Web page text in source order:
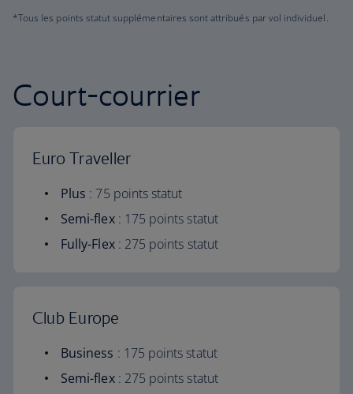
*Tous les points statut supplémentaires sont attribués par vol individuel.
Court-courrier
Euro Traveller
Plus : 75 points statut
Semi-flex: 175 points statut
Fully-Flex: 275 points statut
Club Europe
Business : 175 points statut
Semi-flex: 275 points statut